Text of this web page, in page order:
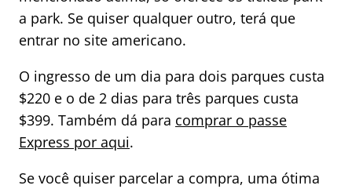
a park. Se quiser qualquer outro, terá que
entrar no site americano.
O ingresso de um dia para dois parques custa
$220 e o de 2 dias para três parques custa
$399. Também dá para comprar o passe
Express por aqui.
Se você quiser parcelar a compra, uma ótima